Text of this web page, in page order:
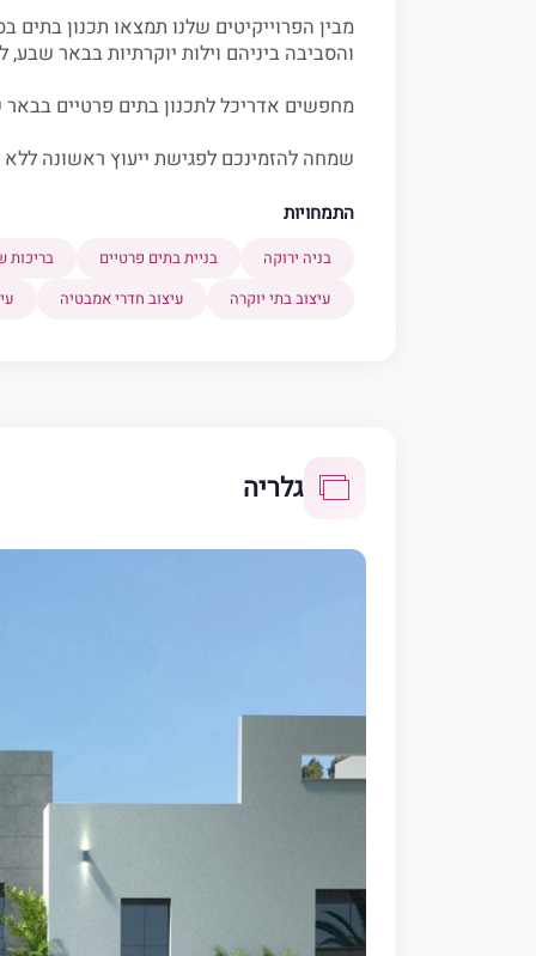
מבין הפרוייקיטים שלנו תמצאו תכנון בתים
והסביבה ביניהם וילות יוקרתיות בבאר
מחפשים אדריכל לתכנון בתים פרטיים
שמחה להזמינכם לפגישת ייעוץ ראשונה
התמחויות
בניה ירוקה בניית בתים פרטיים
בריכות
עיצוב בתי יוקרה
עיצוב חדרי אמבטיה
גלריה